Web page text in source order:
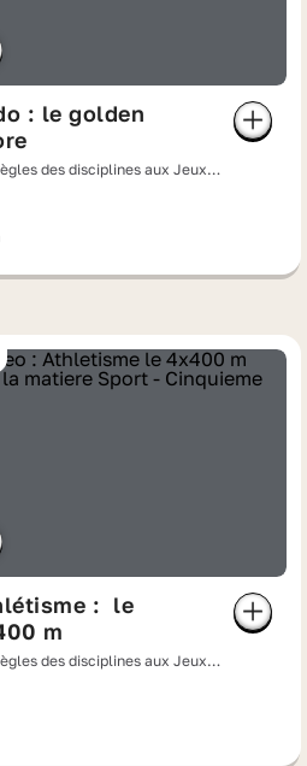
: le golden
des disciplines aux Jeux
: le
m
des disciplines aux Jeux